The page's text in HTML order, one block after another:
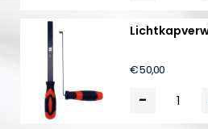
€ 50,00
-